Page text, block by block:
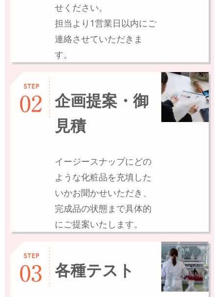
せください。
担当より1営業日以内にご
連絡させていただきま
す。
企画提案・御
見積
イージースナップにどの
ような化粧品を充填した
いかお聞かせいただき、
完成品の状態まで具体的
にご提案いたします。
各種テスト